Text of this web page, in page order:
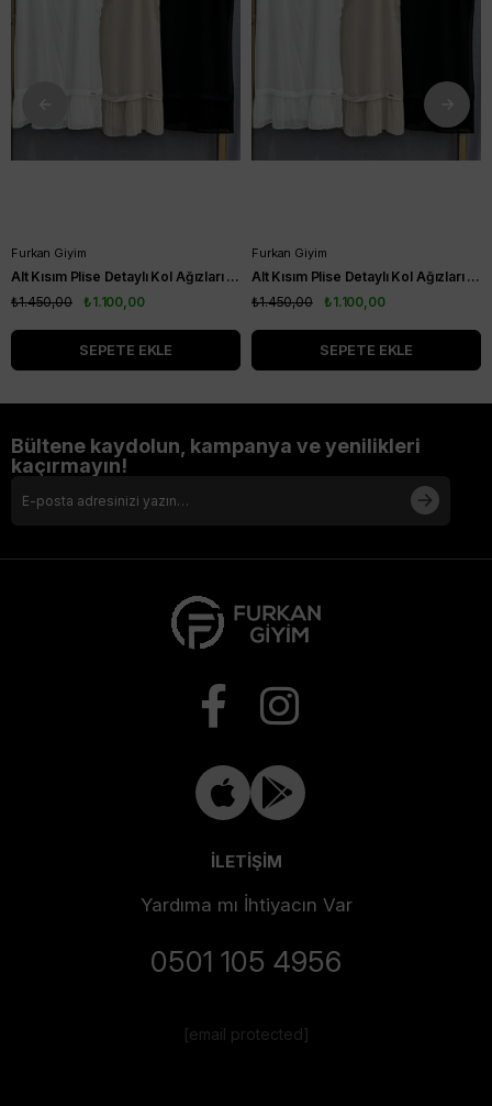
Furkan Giyim
Alt Kısım Plise Detaylı Kol Ağızları Ribanalı Kısa Kol Kurtarıcı Tunik Siyah
₺1.100,00
₺1.450,00
SEPETE EKLE
Furkan Giyim
Alt Kısım Plise Detaylı Kol Ağızları Ribanalı Kısa Kol Kurtarıcı Tunik Vizon
₺1.100,00
₺1.450,00
SEPETE EKLE
Bültene kaydolun, kampanya ve yenilikleri
kaçırmayın!
İLETİŞİM
Yardıma mı İhtiyacın Var
0501 105 4956
[email protected]